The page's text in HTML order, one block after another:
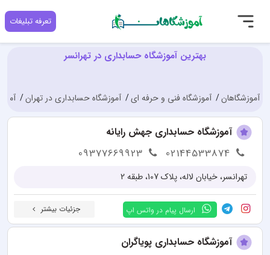
تعرفه تبلیغات
بهترین آموزشگاه حسابداری در تهرانسر
آموزشگاهان آموزشگاه فنی و حرفه ای آموزشگاه حسابداری در تهران
آموزشگاه حسابداری جهش رایانه
02144533874
09377669923
تهرانسر، خیابان لاله، پلاک 107، طبقه 2
ارسال پیام در واتس اپ جزئیات بیشتر
آموزشگاه حسابداری پویاگران